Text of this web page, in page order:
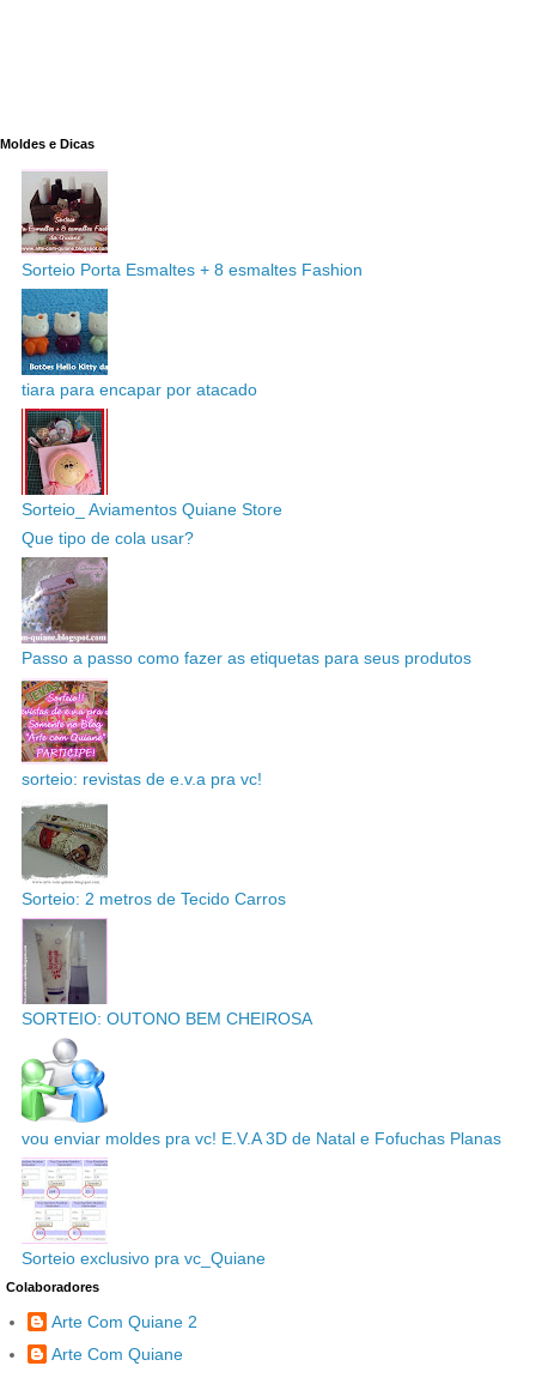
Moldes e Dicas
Sorteio Porta Esmaltes + 8 esmaltes Fashion
tiara para encapar por atacado
Sorteio_ Aviamentos Quiane Store
Que tipo de cola usar?
Passo a passo como fazer as etiquetas para seus produtos
sorteio: revistas de e.v.a pra vc!
Sorteio: 2 metros de Tecido Carros
SORTEIO: OUTONO BEM CHEIROSA
vou enviar moldes pra vc! E.V.A 3D de Natal e Fofuchas Planas
Sorteio exclusivo pra vc_Quiane
Colaboradores
Arte Com Quiane 2
Arte Com Quiane